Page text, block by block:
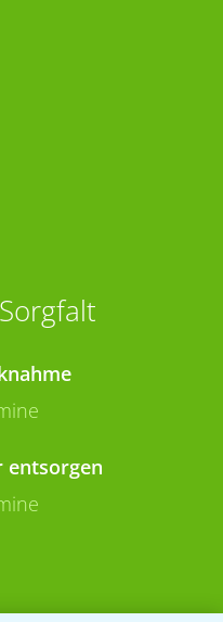
entsorgen